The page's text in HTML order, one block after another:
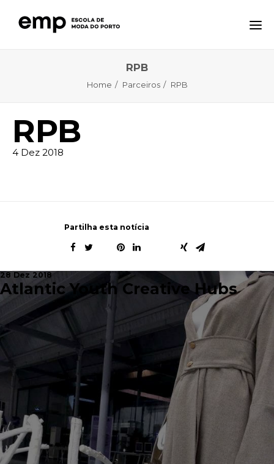
EQAVET
CTE – CENTRO TECNOLÓGICO ESPECIALIZADO
RPB
Home Parceiros RPB
RPB
4 Dez 2018
Partilha esta notícia
28 Dez 2018
Atlantic Youth Creative Hubs